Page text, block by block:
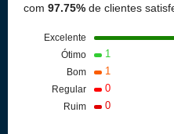
com 97.75% de clientes
Excelente
Ótimo 1
Bom 1
Regular 0
Ruim 0